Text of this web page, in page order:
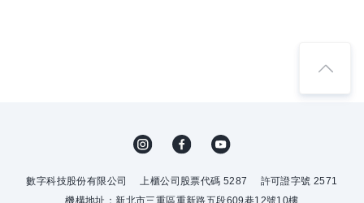
數字科技股份有限公司 上櫃公司股票代碼 5287
許可證字號 2571
機構地址：新北市三重區重新路五段609巷12號10樓